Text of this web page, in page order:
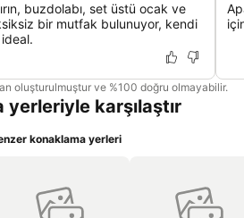
buzdolabı, set üstü ocak ve
bir mutfak bulunuyor, kendi
oluşturulmuştur ve %100 doğru olmayabilir.
karşılaştır
konaklama yerleri